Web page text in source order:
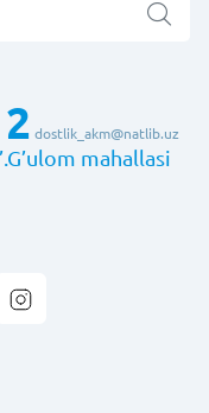
dostlik_akm@natlib.uz
mahallasi